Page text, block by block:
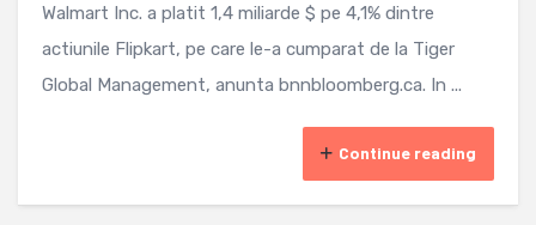
Walmart Inc. a platit 1,4 miliarde $ pe 4,1% dintre
actiunile Flipkart, pe care le-a cumparat de la Tiger
Global Management, anunta bnnbloomberg.ca. In ...
Continue reading